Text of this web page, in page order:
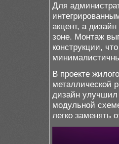
Для
акцент, а
зоне. Монтаж
конструкции,
В проекте
металлической
дизайн улучшил
модульной
легко заменять